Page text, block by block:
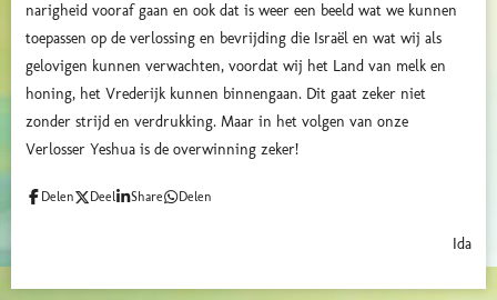
narigheid vooraf gaan en ook dat is weer een beeld wat we kunnen
toepassen op de verlossing en bevrijding die Israël en wat wij als
gelovigen kunnen verwachten, voordat wij het Land van melk en
honing, het Vrederijk kunnen binnengaan. Dit gaat zeker niet
zonder strijd en verdrukking. Maar in het volgen van onze
Verlosser Yeshua is de overwinning zeker!
Delen Deel Share Delen
Ida